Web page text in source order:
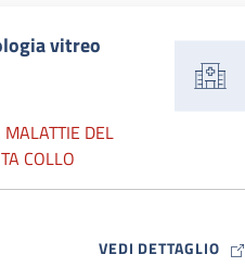
vitreo
DEL
COLLO
VEDI DETTAGLIO